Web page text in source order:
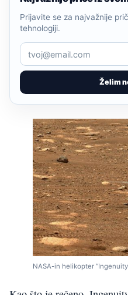
Želim
Prijavite se za najvažnije
tehnologiji.
NASA-in helikopter